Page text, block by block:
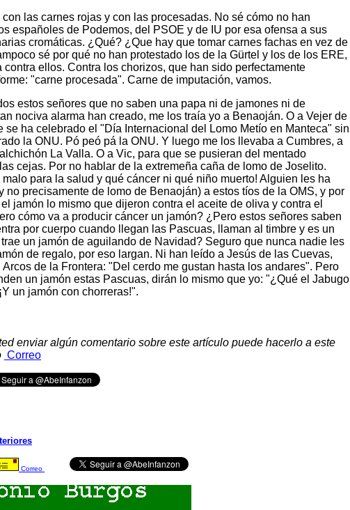
las carnes rojas y con las procesadas. No sé cómo no han
españoles de Podemos, del PSOE y de IU por esa ofensa a sus
cromáticas. ¿Qué? ¿Que hay que tomar carnes fachas en vez de
sé por qué no han protestado los de la Gürtel y los de los ERE,
contra ellos. Contra los chorizos, que han sido perfectamente
"carne procesada". Carne de imputación, vamos.
estos señores que no saben una papa ni de jamones ni de
nociva alarma han creado, me los traía yo a Benaoján. O a Vejer de
se ha celebrado el "Día Internacional del Lomo Metío en Manteca" sin
la ONU. Pó peó pá la ONU. Y luego me los llevaba a Cumbres, a
La Valla. O a Vic, para que se pusieran del mentado
cejas. Por no hablar de la extremeña caña de lomo de Joselito.
malo para la salud y qué cáncer ni qué niño muerto! Alguien les ha
no precisamente de lomo de Benaoján) a estos tíos de la OMS, y por
jamón lo mismo que dijeron contra el aceite de oliva y contra el
cómo va a producir cáncer un jamón? ¿Pero estos señores saben
por cuerpo cuando llegan las Pascuas, llaman al timbre y es un
un jamón de aguilando de Navidad? Seguro que nunca nadie les
de regalo, por eso largan. Ni han leído a Jesús de las Cuevas,
de la Frontera: "Del cerdo me gustan hasta los andares". Pero
un jamón estas Pascuas, dirán lo mismo que yo: "¿Qué el Jabugo
un jamón con chorreras!".
enviar algún comentario sobre este artículo puede hacerlo a este
Correo
Correo